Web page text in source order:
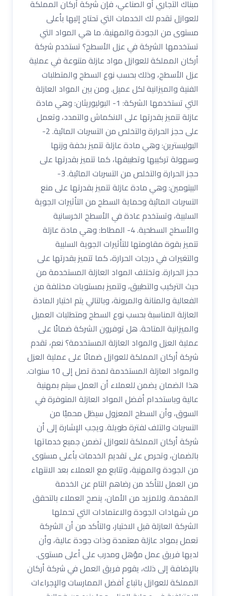
مبناك التجاري أو الصناعي، فإن شركة أركان المملكة
للعوازل تقدم لك الخدمات التي تحتاج إليها بأعلى
مستوى من الجودة والمهنية. ما هي المواد التي
تستخدمها الشركة في عزل الأسطح؟ تستخدم شركة
أركان المملكة للعوازل مواد عازلة متنوعة في عملية
عزل الأسطح، وذلك بحسب نوع السطح والمتطلبات
الفنية والميزانية لكل عميل. ومن بين المواد العازلة
التي تستخدمها الشركة: 1- البوليوريثان: وهي مادة
عازلة تتميز بقدرتها على الانكماش والتمدد، وتعمل
على حجز الحرارة والتخلص من التسربات المائية. 2-
البوليسترين: وهي مادة عازلة تتميز بخفة وزنها
وسهولة تركيبها وتطبيقها، كما تتميز بقدرتها على
حجز الحرارة والتخلص من التسربات المائية. 3-
البيتومين: وهي مادة عازلة تتميز بقدرتها على منع
التسربات المائية وحماية السطح من التأثيرات الجوية
السلبية، وتستخدم عادة في الأسطح الخرسانية
والأسطح السطحية. 4- المطاط: وهي مادة عازلة
تتميز بقوة مقاومتها للتأثيرات الجوية السلبية
والتغيرات في درجات الحرارة، كما تتميز بقدرتها على
حجز الحرارة. وتختلف المواد العازلة المستخدمة من
حيث التركيب والتطبيق، وتتميز بمستويات مختلفة من
الفعالية والمتانة والمرونة، وبالتالي يتم اختيار المادة
العازلة المناسبة بحسب نوع السطح ومتطلبات العميل
والميزانية المتاحة. هل توفرون الشركة ضمانًا على
عملية العزل والمواد العازلة المستخدمة؟ نعم، تقدم
شركة أركان المملكة للعوازل ضمانًا على عملية العزل
والمواد العازلة المستخدمة لمدة تصل إلى 10 سنوات.
هذا الضمان يضمن للعملاء أن العمل سيتم بمهنية
عالية وباستخدام أفضل المواد العازلة المتوفرة في
السوق، وأن السطح المعزول سيظل محميًا من
التسربات والتلف لفترة طويلة. ويجب الإشارة إلى أن
شركة أركان المملكة للعوازل تضمن جميع خدماتها
بالضمان، وتحرص على تقديم الخدمات بأعلى مستوى
من الجودة والمهنية، وتتابع مع العملاء بعد الانتهاء
من العمل للتأكد من رضاهم التام عن الخدمة
المقدمة. وللمزيد من الأمان، ينصح العملاء بالتحقق
من شهادات الجودة والاعتمادات التي تحملها
الشركة العازلة قبل الاختيار، والتأكد من أن الشركة
تعمل بمواد عازلة معتمدة وذات جودة عالية، وأن
لديها فريق عمل مؤهل ومدرب على أعلى مستوى.
بالإضافة إلى ذلك، يقوم فريق العمل في شركة أركان
المملكة للعوازل باتباع أفضل الممارسات والإجراءات